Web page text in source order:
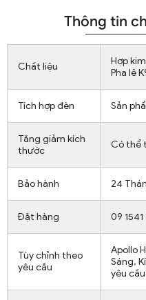
Thông tin
Chất liệu
Hợp
Pha lê
Tích hợp đèn Sản
Tăng giảm kích
thước
Có thể
Bảo hành 24
Đặt hàng 09
Tùy chỉnh theo
yêu cầu
Apollo
Sáng,
yêu